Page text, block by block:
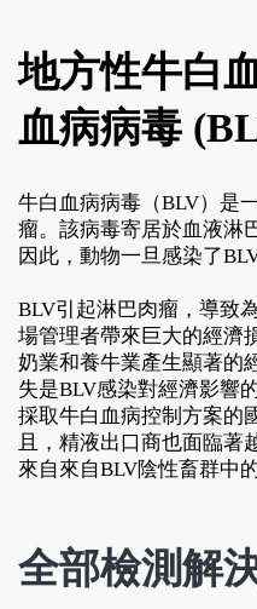
地方性牛白
血病病毒
牛白血病病毒（BLV）是
瘤。該病毒寄居於血液淋
因此，動物一旦感染了
BLV引起淋巴肉瘤，導致
場管理者帶來巨大的經濟
奶業和養牛業產生顯著的
失是BLV感染對經濟影響
採取牛白血病控制方案的
且，精液出口商也面臨著
來自來自BLV陰性畜群中
全部檢測解